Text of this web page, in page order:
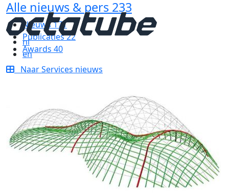
nl
en
Alle nieuws & pers 233
Nieuws171
Publicaties22
Awards 40
Naar Services nieuws